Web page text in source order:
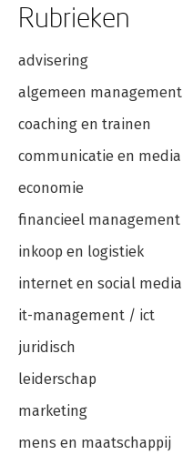
Rubrieken
advisering
algemeen management
coaching en trainen
communicatie en media
economie
financieel management
inkoop en logistiek
internet en social media
it-management / ict
juridisch
leiderschap
marketing
mens en maatschappij